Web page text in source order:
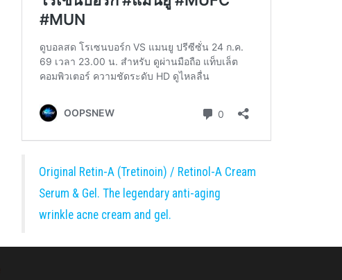
Original Retin-A (Tretinoin) / Retinol-A Cream
Serum & Gel. The legendary anti-aging
wrinkle acne cream and gel.